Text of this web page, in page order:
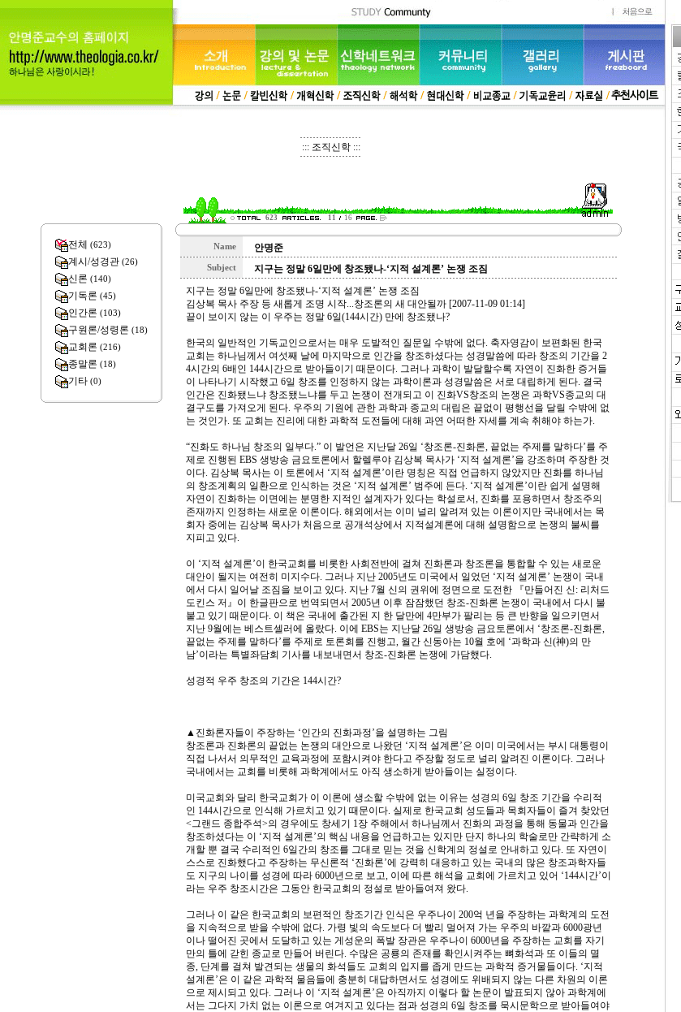
::: 조직신학 :::
623 11 16
전체 (623)
계시/성경관 (26)
신론 (140)
기독론 (45)
인간론 (103)
구원론/성령론 (18)
교회론 (216)
종말론 (18)
기타 (0)
Name 안명준
Subject
지구는 정말 6일만에 창조됐나-‘지적 설계론’ 논쟁 조짐
지구는 정말 6일만에 창조됐나-‘지적 설계론’ 논쟁 조짐
김상복 목사 주장 등 새롭게 조명 시작...창조론의 새 대안될까 [2007-11-09 01:14]
끝이 보이지 않는 이 우주는 정말 6일(144시간) 만에 창조됐나?
한국의 일반적인 기독교인으로서는 매우 도발적인 질문일 수밖에 없다. 축자영감이 보편화된 한국
교회는 하나님께서 여섯째 날에 마지막으로 인간을 창조하셨다는 성경말씀에 따라 창조의 기간을 2
4시간의 6배인 144시간으로 받아들이기 때문이다. 그러나 과학이 발달할수록 자연이 진화한 증거들
이 나타나기 시작했고 6일 창조를 인정하지 않는 과학이론과 성경말씀은 서로 대립하게 된다. 결국
인간은 진화됐느냐 창조됐느냐를 두고 논쟁이 전개되고 이 진화VS창조의 논쟁은 과학VS종교의 대
결구도를 가져오게 된다. 우주의 기원에 관한 과학과 종교의 대립은 끝없이 평행선을 달릴 수밖에 없
는 것인가. 또 교회는 진리에 대한 과학적 도전들에 대해 과연 어떠한 자세를 계속 취해야 하는가.
“진화도 하나님 창조의 일부다.” 이 발언은 지난달 26일 ‘창조론-진화론, 끝없는 주제를 말하다’를 주
제로 진행된 EBS 생방송 금요토론에서 할렐루야 김상복 목사가 ‘지적 설계론’을 강조하며 주장한 것
이다. 김상복 목사는 이 토론에서 ‘지적 설계론’이란 명칭은 직접 언급하지 않았지만 진화를 하나님
의 창조계획의 일환으로 인식하는 것은 ‘지적 설계론’ 범주에 든다. ‘지적 설계론’이란 쉽게 설명해
자연이 진화하는 이면에는 분명한 지적인 설계자가 있다는 학설로서, 진화를 포용하면서 창조주의
존재까지 인정하는 새로운 이론이다. 해외에서는 이미 널리 알려져 있는 이론이지만 국내에서는 목
회자 중에는 김상복 목사가 처음으로 공개석상에서 지적설계론에 대해 설명함으로 논쟁의 불씨를
지피고 있다.
이 ‘지적 설계론’이 한국교회를 비롯한 사회전반에 걸쳐 진화론과 창조론을 통합할 수 있는 새로운
대안이 될지는 여전히 미지수다. 그러나 지난 2005년도 미국에서 일었던 ‘지적 설계론’ 논쟁이 국내
에서 다시 일어날 조짐을 보이고 있다. 지난 7월 신의 권위에 정면으로 도전한 『만들어진 신: 리처드
도킨스 저』이 한글판으로 번역되면서 2005년 이후 잠잠했던 창조-진화론 논쟁이 국내에서 다시 불
붙고 있기 때문이다. 이 책은 국내에 출간된 지 한 달만에 4만부가 팔리는 등 큰 반향을 일으키면서
지난 9월에는 베스트셀러에 올랐다. 이에 EBS는 지난달 26일 생방송 금요토론에서 ‘창조론-진화론,
끝없는 주제를 말하다’를 주제로 토론회를 진행고, 월간 신동아는 10월 호에 ‘과학과 신(神)의 만
남’이라는 특별좌담회 기사를 내보내면서 창조-진화론 논쟁에 가담했다.
성경적 우주 창조의 기간은 144시간?
▲진화론자들이 주장하는 ‘인간의 진화과정’을 설명하는 그림
창조론과 진화론의 끝없는 논쟁의 대안으로 나왔던 ‘지적 설계론’은 이미 미국에서는 부시 대통령이
직접 나서서 의무적인 교육과정에 포함시켜야 한다고 주장할 정도로 널리 알려진 이론이다. 그러나
국내에서는 교회를 비롯해 과학계에서도 아직 생소하게 받아들이는 실정이다.
미국교회와 달리 한국교회가 이 이론에 생소할 수밖에 없는 이유는 성경의 6일 창조 기간을 수리적
인 144시간으로 인식해 가르치고 있기 때문이다. 실제로 한국교회 성도들과 목회자들이 즐겨 찾았던
<그랜드 종합주석>의 경우에도 창세기 1장 주해에서 하나님께서 진화의 과정을 통해 동물과 인간을
창조하셨다는 이 ‘지적 설계론’의 핵심 내용을 언급하고는 있지만 단지 하나의 학술로만 간략하게 소
개할 뿐 결국 수리적인 6일간의 창조를 그대로 믿는 것을 신학계의 정설로 안내하고 있다. 또 자연이
스스로 진화했다고 주장하는 무신론적 ‘진화론’에 강력히 대응하고 있는 국내의 많은 창조과학자들
도 지구의 나이를 성경에 따라 6000년으로 보고, 이에 따른 해석을 교회에 가르치고 있어 ‘144시간’이
라는 우주 창조시간은 그동안 한국교회의 정설로 받아들여져 왔다.
그러나 이 같은 한국교회의 보편적인 창조기간 인식은 우주나이 200억 년을 주장하는 과학계의 도전
을 지속적으로 받을 수밖에 없다. 가령 빛의 속도보다 더 빨리 멀어져 가는 우주의 바깥과 6000광년
이나 떨어진 곳에서 도달하고 있는 게성운의 폭발 장관은 우주나이 6000년을 주장하는 교회를 자기
만의 틀에 갇힌 종교로 만들어 버린다. 수많은 공룡의 존재를 확인시켜주는 뼈화석과 또 이들의 멸
종, 단계를 걸쳐 발견되는 생물의 화석들도 교회의 입지를 좁게 만드는 과학적 증거물들이다. ‘지적
설계론’은 이 같은 과학적 물음들에 충분히 대답하면서도 성경에도 위배되지 않는 다른 차원의 이론
으로 제시되고 있다. 그러나 이 ‘지적 설계론’은 아직까지 이렇다 할 논문이 발표되지 않아 과학계에
서는 그다지 가치 없는 이론으로 여겨지고 있다는 점과 성경의 6일 창조를 묵시문학으로 받아들여야